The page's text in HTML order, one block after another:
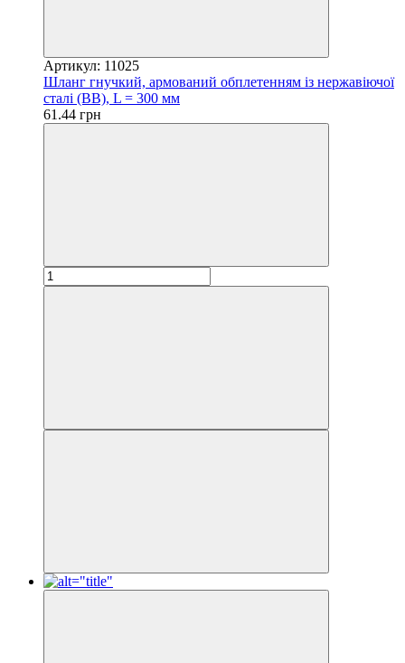
Артикул: 11025
Шланг гнучкий, армований обплетенням із нержавіючої
сталі (ВВ), L = 300 мм
61.44 грн